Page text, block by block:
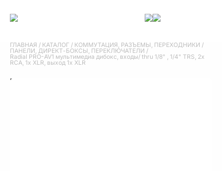
ГЛАВНАЯ / КАТАЛОГ / КОММУТАЦИЯ, РАЗЪЕМЫ, ПЕРЕХОДНИКИ /
ПАНЕЛИ, ДИРЕКТ-БОКСЫ, ПЕРЕКЛЮЧАТЕЛИ /
Radial PRO-AV1 мультимедиа дибокс, входы/ thru 1/8" , 1/4" TRS, 2x
RCA, 1x XLR, выход 1x XLR
Radial PRO-AV1 мультимедиа дибокс,